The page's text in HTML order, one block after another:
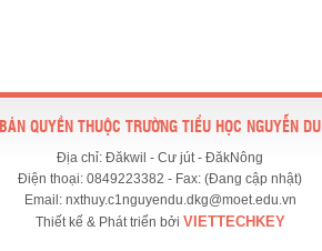
BẢN QUYỀN THUỘC TRƯỜNG TIỂU HỌC NGUYỄN DU
Địa chỉ: Đăkwil - Cư jút - ĐăkNông
Điện thoại: 0849223382 - Fax: (Đang cập nhật)
Email: nxthuy.c1nguyendu.dkg@moet.edu.vn
Thiết kế & Phát triển bởi VIETTECHKEY